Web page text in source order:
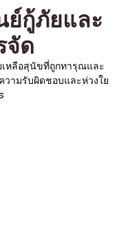
ย์กู้ภัยและ
จัด
หลือสุนัขที่ถูกทารุณและ
ามรับผิดชอบและห่วงใย